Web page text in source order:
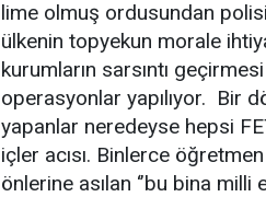
lime olmuş ordusundan
ülkenin topyekun morale
kurumların sarsıntı
operasyonlar yapılıyor. Bir
yapanlar neredeyse hepsi
içler acısı. Binlerce
önlerine asılan ‘’bu bina milli